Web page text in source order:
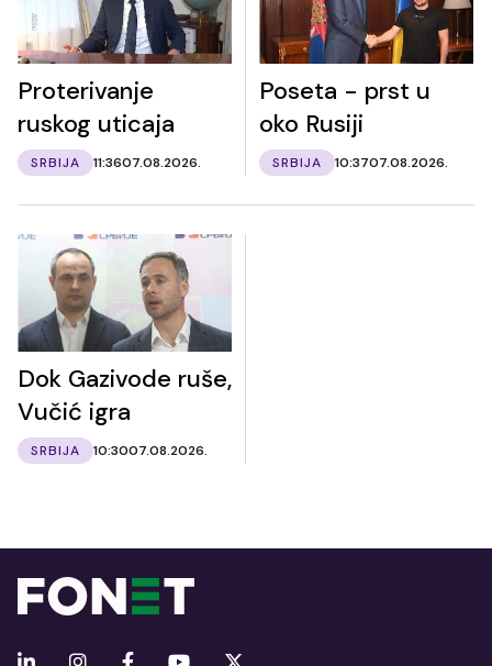
Proterivanje
ruskog uticaja
SRBIJA 11:3607.08.2026.
Poseta - prst u
oko Rusiji
SRBIJA 10:3707.08.2026.
Dok Gazivode ruše,
Vučić igra
SRBIJA 10:3007.08.2026.